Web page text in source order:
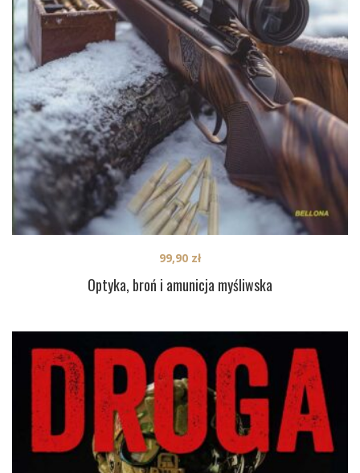
Optyka, broń i amunicja myśliwska
99,90 zł